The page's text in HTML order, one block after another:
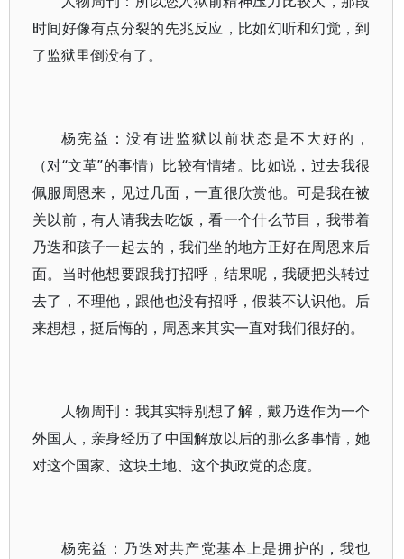
时间好像有点分裂的先兆反应，比如幻听和幻觉，到
了监狱里倒没有了。
杨宪益：没有进监狱以前状态是不大好的，
（对“文革”的事情）比较有情绪。比如说，过去我很
佩服周恩来，见过几面，一直很欣赏他。可是我在被
关以前，有人请我去吃饭，看一个什么节目，我带着
乃迭和孩子一起去的，我们坐的地方正好在周恩来后
面。当时他想要跟我打招呼，结果呢，我硬把头转过
去了，不理他，跟他也没有招呼，假装不认识他。后
来想想，挺后悔的，周恩来其实一直对我们很好的。
人物周刊：我其实特别想了解，戴乃迭作为一个
外国人，亲身经历了中国解放以后的那么多事情，她
对这个国家、这块土地、这个执政党的态度。
杨宪益：乃迭对共产党基本上是拥护的，我也